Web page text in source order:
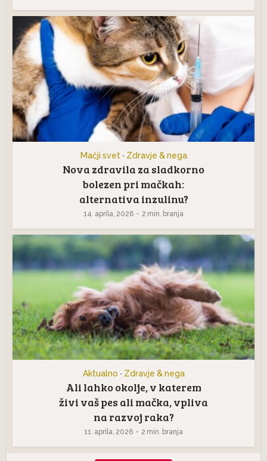
Mačji svet • Zdravje & nega
Nova zdravila za sladkorno
bolezen pri mačkah:
alternativa inzulinu?
14. aprila, 2026 2 min. branja
Aktualno • Zdravje & nega
Ali lahko okolje, v katerem
živi vaš pes ali mačka, vpliva
na razvoj raka?
11. aprila, 2026 2 min. branja